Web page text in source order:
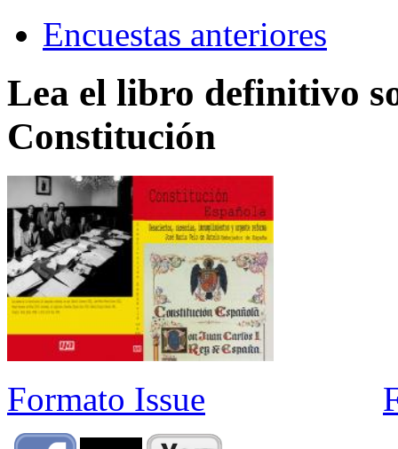
Encuestas anteriores
Lea el libro definitivo
Constitución
Formato Issue